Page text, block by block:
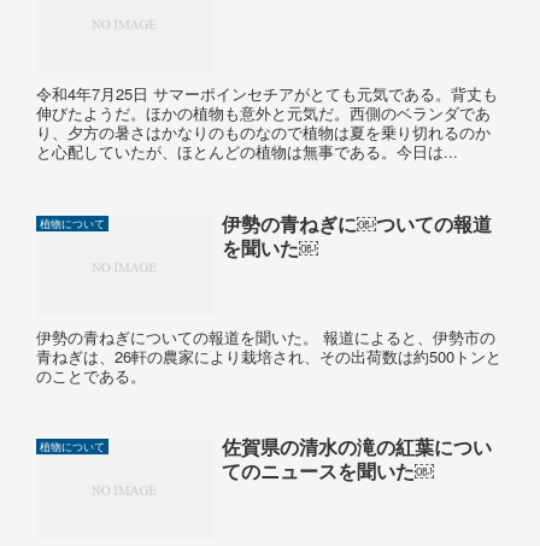
令和4年7月25日 サマーポインセチアがとても元気である。背丈も
伸びたようだ。ほかの植物も意外と元気だ。西側のベランダであ
り、夕方の暑さはかなりのものなので植物は夏を乗り切れるのか
と心配していたが、ほとんどの植物は無事である。今日は...
植物について
伊勢の青ねぎに￼ついての報道
を聞いた￼
伊勢の青ねぎについての報道を聞いた。 報道によると、伊勢市の
青ねぎは、26軒の農家により栽培され、その出荷数は約500トンと
のことである。
植物について
佐賀県の清水の滝の紅葉につい
てのニュースを聞いた￼